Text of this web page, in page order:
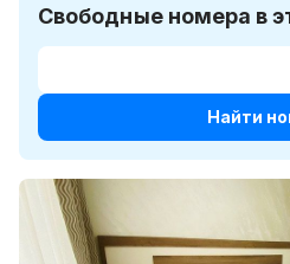
Свободные номера в
Найти